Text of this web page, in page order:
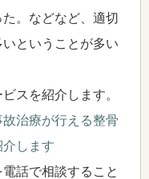
。などなど、適切
ということが多い
スを紹介します。
故治療が行える整骨
します
話で相談すること